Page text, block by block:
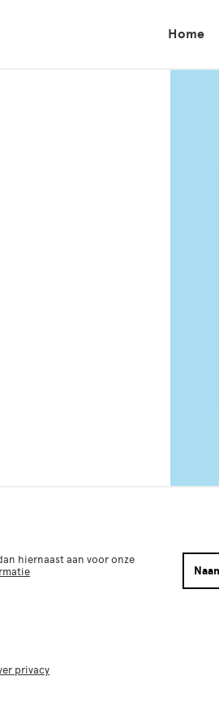
Home
hiernaast aan voor onze
privacy